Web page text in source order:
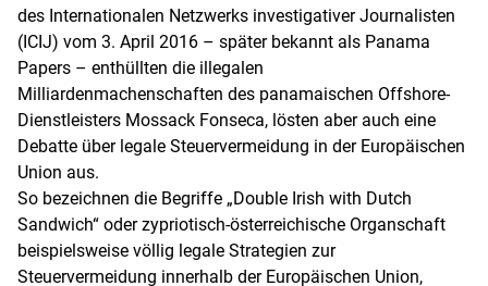
des Internationalen Netzwerks investigativer Journalisten
(ICIJ) vom 3. April 2016 – später bekannt als Panama
Papers – enthüllten die illegalen
Milliardenmachenschaften des panamaischen Offshore-
Dienstleisters Mossack Fonseca, lösten aber auch eine
Debatte über legale Steuervermeidung in der Europäischen
Union aus.
So bezeichnen die Begriffe „Double Irish with Dutch
Sandwich“ oder zypriotisch-österreichische Organschaft
beispielsweise völlig legale Strategien zur
Steuervermeidung innerhalb der Europäischen Union,